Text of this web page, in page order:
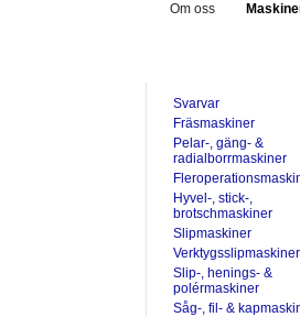
Om oss
Svarvar
Fräsmaskiner
Pelar-, gäng- &
radialborrmaskiner
Hyvel-, stick-,
brotschmaskiner
Slipmaskiner
Verktygsslipmaskiner
Slip-, henings- &
polérmaskiner
Såg-, fil- &